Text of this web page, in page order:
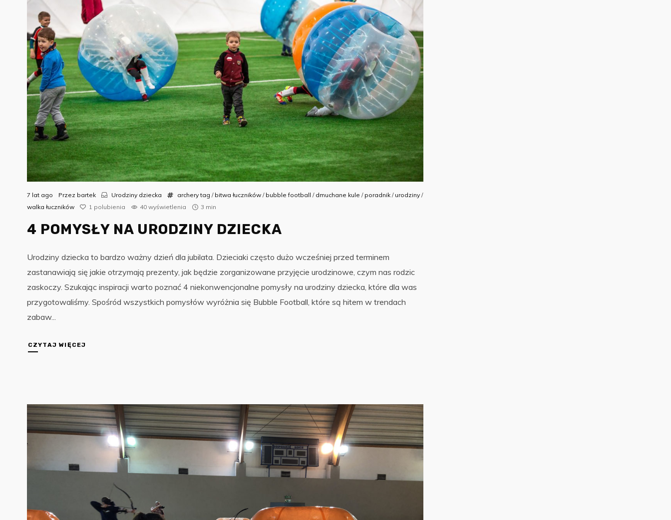
7 lat ago Przez bartek Urodziny dziecka archery tag / bitwa łuczników/ bubble football / dmuchane kule / poradnik/ urodziny/
walka łuczników
1 polubienia 40 wyświetlenia 3 min
4 POMYSŁY NA URODZINY DZIECKA
Urodziny dziecka to bardzo ważny dzień dla jubilata. Dzieciaki często dużo wcześniej przed terminem
zastanawiają się jakie otrzymają prezenty, jak będzie zorganizowane przyjęcie urodzinowe, czym nas rodzic
zaskoczy. Szukając inspiracji warto poznać 4 niekonwencjonalne pomysły na urodziny dziecka, które dla was
przygotowaliśmy. Spośród wszystkich pomysłów wyróżnia się Bubble Football, które są hitem w trendach
zabaw...
CZYTAJ WIĘCEJ